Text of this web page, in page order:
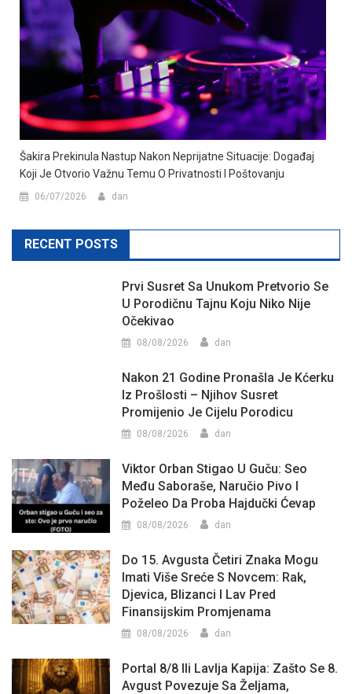
Šakira Prekinula Nastup Nakon Neprijatne Situacije: Događaj
Koji Je Otvorio Važnu Temu O Privatnosti I Poštovanju
06/07/2026 dan
RECENT POSTS
Prvi Susret Sa Unukom Pretvorio Se
U Porodičnu Tajnu Koju Niko Nije
Očekivao
08/08/2026 dan
Nakon 21 Godine Pronašla Je Kćerku
Iz Prošlosti – Njihov Susret
Promijenio Je Cijelu Porodicu
08/08/2026 dan
Viktor Orban Stigao U Guču: Seo
Među Saboraše, Naručio Pivo I
Poželeo Da Proba Hajdučki Ćevap
08/08/2026 dan
Do 15. Avgusta Četiri Znaka Mogu
Imati Više Sreće S Novcem: Rak,
Djevica, Blizanci I Lav Pred
Finansijskim Promjenama
08/08/2026 dan
Portal 8/8 Ili Lavlja Kapija: Zašto Se 8.
Avgust Povezuje Sa Željama,